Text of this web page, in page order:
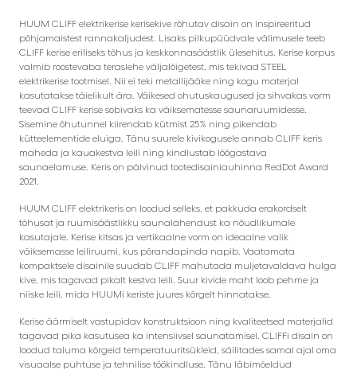
HUUM CLIFF elektrikerise kerisekive rõhutav disain on inspireeritud
põhjamaistest rannakaljudest. Lisaks pilkupüüdvale välimusele teeb
CLIFF kerise eriliseks tõhus ja keskkonnasäästlik ülesehitus. Kerise korpus
valmib roostevaba teraslehe väljalõigetest, mis tekivad STEEL
elektrikerise tootmisel. Nii ei teki metallijääke ning kogu materjal
kasutatakse täielikult ära. Väikesed ohutuskaugused ja sihvakas vorm
teevad CLIFF kerise sobivaks ka väiksematesse saunaruumidesse.
Sisemine õhutunnel kiirendab kütmist 25% ning pikendab
kütteelementide eluiga. Tänu suurele kivikogusele annab CLIFF keris
maheda ja kauakestva leili ning kindlustab lõõgastava
saunaelamuse. Keris on pälvinud tootedisainiauhinna RedDot Award
2021.
HUUM CLIFF elektrikeris on loodud selleks, et pakkuda erakordselt
tõhusat ja ruumisäästlikku saunalahendust ka nõudlikumale
kasutajale. Kerise kitsas ja vertikaalne vorm on ideaalne valik
väiksemasse leiliruumi, kus põrandapinda napib. Vaatamata
kompaktsele disainile suudab CLIFF mahutada muljetavaldava hulga
kive, mis tagavad pikalt kestva leili. Suur kivide maht loob pehme ja
niiske leili, mida HUUMi keriste juures kõrgelt hinnatakse.
Kerise äärmiselt vastupidav konstruktsioon ning kvaliteetsed materjalid
tagavad pika kasutusea ka intensiivsel saunatamisel. CLIFFi disain on
loodud taluma kõrgeid temperatuuritsükleid, säilitades samal ajal oma
visuaalse puhtuse ja tehnilise töökindluse. Tänu läbimõeldud